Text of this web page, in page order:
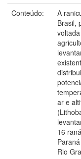
Conteúdo:
A
Brasil,
ar e
16
Rio